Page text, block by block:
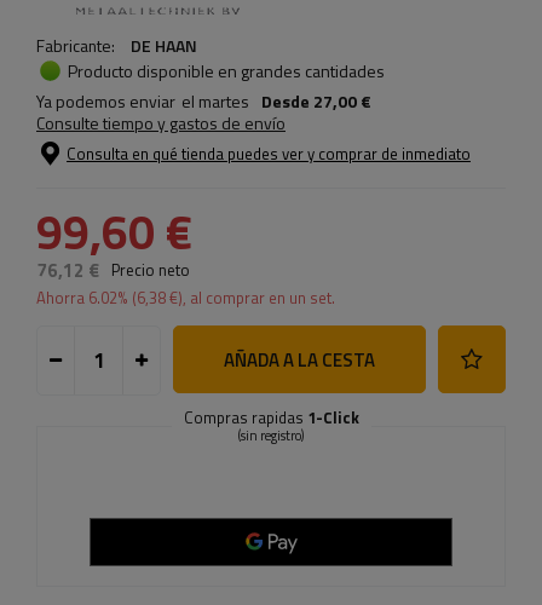
Fabricante:
DE HAAN
Producto disponible en grandes cantidades
Ya podemos enviar el martes Desde 27,00 €
Consulte tiempo y gastos de envío
Consulta en qué tienda puedes ver y comprar de inmediato
99,60 €
76,12 € Precio neto
Ahorra 6.02% (6,38 €), al comprar en un set.
AÑADA A LA CESTA
Compras rapidas 1-Click
(sin registro)